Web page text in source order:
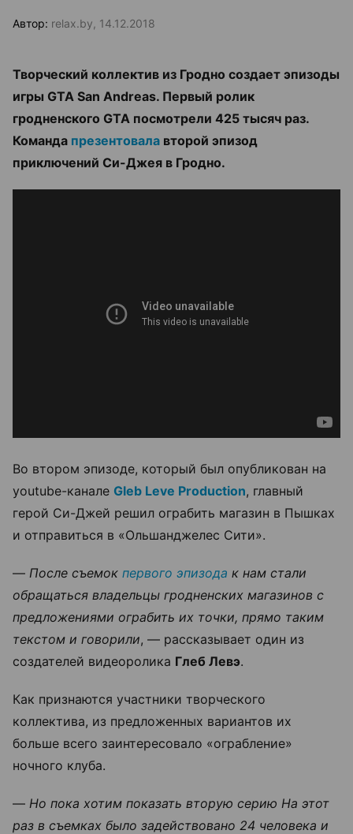
Автор: relax.by, 14.12.2018
Творческий коллектив из Гродно создает эпизоды
игры GTA San Andreas. Первый ролик
гродненского GTA посмотрели 425 тысяч раз.
Команда презентовала второй эпизод
приключений Си-Джея в Гродно.
Во втором эпизоде, который был опубликован на
youtube-канале Gleb Leve Production, главный
герой Си-Джей решил ограбить магазин в Пышках
и отправиться в «Ольшанджелес Сити».
— После съемок первого эпизода к нам стали
обращаться владельцы гродненских магазинов с
предложениями ограбить их точки, прямо таким
текстом и говорили, — рассказывает один из
создателей видеоролика Глеб Левэ.
Как признаются участники творческого
коллектива, из предложенных вариантов их
больше всего заинтересовало «ограбление»
ночного клуба.
— Но пока хотим показать вторую серию На этот
раз в съемках было задействовано 24 человека и